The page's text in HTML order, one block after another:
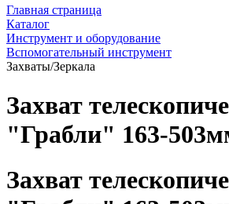
Главная страница
Каталог
Инструмент и оборудование
Вспомогательный инструмент
Захваты/Зеркала
Захват
"Грабли" 163-
Захват